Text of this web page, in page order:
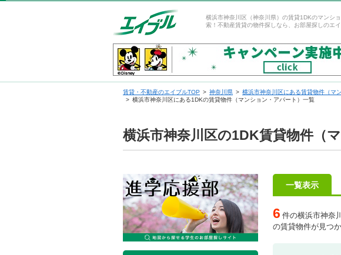
横浜市神奈川区（神奈川県）の賃貸1DKのマンシ
索！不動産賃貸の物件探しなら、お部屋探しのエイ
賃貸・不動産のエイブルTOP 神奈川県
横浜市神奈川区にある賃貸物件（マ
横浜市神奈川区にある1DKの賃貸物件（マンション・アパート）一覧
横浜市神奈川区の1DK賃貸物件（
一覧表示
6 件の横浜市神奈
の賃貸物件が見つ